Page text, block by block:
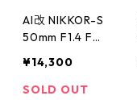
AI改 NIKKOR-S
50mm F1.4 Fマ
ニコン
¥14,300
SOLD OUT